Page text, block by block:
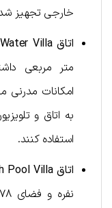
خارجی تجهیز
اتاقVilla
متر مربعی
امکانات مدرنی
به اتاق و
استفاده کنند.
اتاقPool Villa